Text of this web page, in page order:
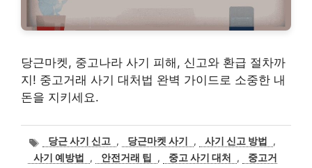
당근마켓, 중고나라 사기 피해, 신고와 환급 절차까
지! 중고거래 사기 대처법 완벽 가이드로 소중한 내
돈을 지키세요.
태
그
당근 사기 신고 , 당근마켓 사기 , 사기 신고 방법
,
사기 예방법
, 안전거래 팁 , 중고 사기 대처 ,
중고거